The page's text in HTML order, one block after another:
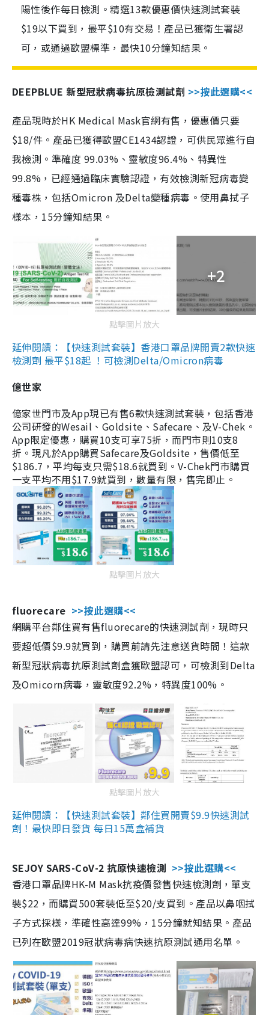
陽性後作每日檢測。精選13款優惠價快速測試套裝
$19以下買到，最平$10有交易！產品已獲衛生署認
可，或通過歐盟標準，最快10分鐘知結果。
DEEPBLUE 新型冠狀病毒抗原檢測試劑 >>按此選購<<
產品現時於HK Medical Mask官網有售，優惠價只要
$18/件。產品已獲得歐盟CE1434認證，可供民眾進行自
我檢測。準確度 99.03%、靈敏度96.4%、特異性
99.8%，已經通過臨床實驗認證，有效檢測新冠病毒變
種毒株，包括Omicron 及Delta變種病毒。使用鼻拭子
樣本，15分鐘知結果。
+2
點擊圖片放大
延伸閱讀：【快速測試套裝】香港口罩品牌開賣2款快速
檢測劑 最平$18起 ！可檢測Delta/Omicron病毒
億世家
億家世門市及App現已有售6款快速測試套裝，包括香港
公司研發的Wesail、Goldsite、Safecare、及V-Chek。
App限定優惠，購買10支可享75折，而門市則10支8
折。現凡於App購買Safecare及Goldsite，售價低至
$186.7，平均每支只需$18.6就買到。V-Chek門市購買
一支平均不用$17.9就買到，數量有限，售完即止。
點擊圖片放大
fluorecare >>按此選購<<
網購平台鄰住買有售fluorecare的快速測試劑，現時只
要超低價$9.9就買到，購買前請先注意送貨時間！這款
新型冠狀病毒抗原測試劑盒獲歐盟認可，可檢測到Delta
及Omicorn病毒，靈敏度92.2%，特異度100%。
點擊圖片放大
延伸閱讀：【快速測試套裝】鄰住買開賣$9.9快速測試
劑！最快即日發貨 每日15萬盒補貨
SEJOY SARS-CoV-2 抗原快速檢測 >>按此選購<<
香港口罩品牌HK-M Mask抗疫價發售快速檢測劑，單支
裝$22，而購買500套裝低至$20/支買到。產品以鼻咽拭
子方式採樣，準確性高達99%，15分鐘就知結果。產品
已列在歐盟2019冠狀病毒病快速抗原測試通用名單。